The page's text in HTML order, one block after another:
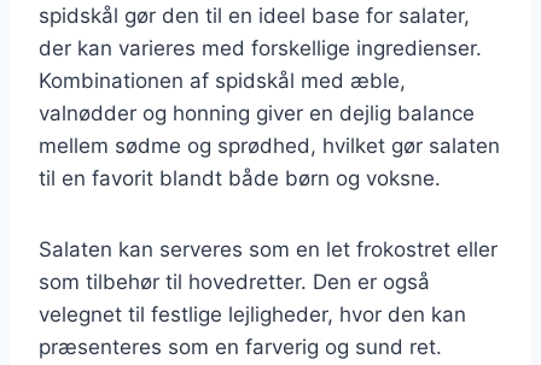
spidskål gør den til en ideel base for salater,
der kan varieres med forskellige ingredienser.
Kombinationen af spidskål med æble,
valnødder og honning giver en dejlig balance
mellem sødme og sprødhed, hvilket gør salaten
til en favorit blandt både børn og voksne.
Salaten kan serveres som en let frokostret eller
som tilbehør til hovedretter. Den er også
velegnet til festlige lejligheder, hvor den kan
præsenteres som en farverig og sund ret.